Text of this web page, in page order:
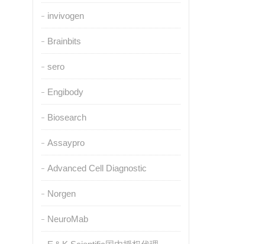
invivogen
Brainbits
sero
Engibody
Biosearch
Assaypro
Advanced Cell Diagnostic
Norgen
NeuroMab